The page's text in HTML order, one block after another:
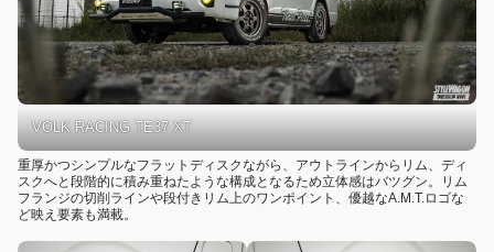
VOLK RACING TE37 XT
重厚かつシンプルなフラットディスクながら、アウトラインからリム、ディ
スクへと段階的に積み重ねたような構成となるため立体感はバツグン。リム
フランジの切削ラインや段付きリム上のワンポイント、優越なA.M.T.ロゴな
ど映え要素も満載。